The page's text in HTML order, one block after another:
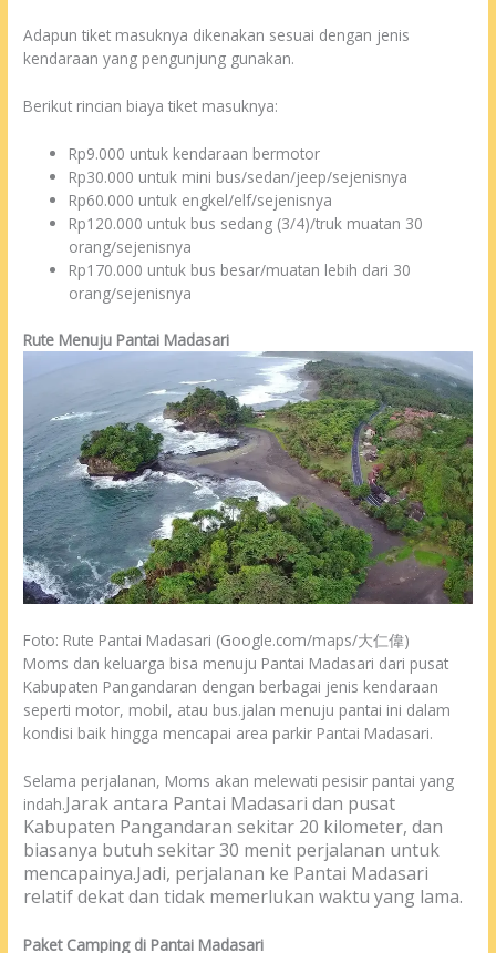
Adapun tiket masuknya dikenakan sesuai dengan jenis
kendaraan yang pengunjung gunakan.
Berikut rincian biaya tiket masuknya:
Rp9.000 untuk kendaraan bermotor
Rp30.000 untuk mini bus/sedan/jeep/sejenisnya
Rp60.000 untuk engkel/elf/sejenisnya
Rp120.000 untuk bus sedang (3/4)/truk muatan 30
orang/sejenisnya
Rp170.000 untuk bus besar/muatan lebih dari 30
orang/sejenisnya
Rute Menuju Pantai Madasari
Foto: Rute Pantai Madasari (Google.com/maps/大仁偉)
Moms dan keluarga bisa menuju Pantai Madasari dari pusat
Kabupaten Pangandaran dengan berbagai jenis kendaraan
seperti motor, mobil, atau bus.jalan menuju pantai ini dalam
kondisi baik hingga mencapai area parkir Pantai Madasari.
Selama perjalanan, Moms akan melewati pesisir pantai yang
indah.Jarak antara Pantai Madasari dan pusat
Kabupaten Pangandaran sekitar 20 kilometer, dan
biasanya butuh sekitar 30 menit perjalanan untuk
mencapainya.Jadi, perjalanan ke Pantai Madasari
relatif dekat dan tidak memerlukan waktu yang lama.
Paket Camping di Pantai Madasari